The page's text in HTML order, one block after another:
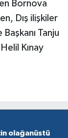
Bornova
Dış ilişkiler
Tanju
Kınay
olağanüstü